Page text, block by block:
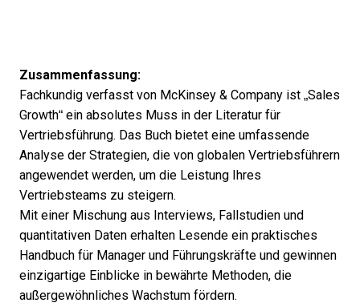
Zusammenfassung:
Fachkundig verfasst von McKinsey & Company ist „Sales
Growth“ ein absolutes Muss in der Literatur für
Vertriebsführung. Das Buch bietet eine umfassende
Analyse der Strategien, die von globalen Vertriebsführern
angewendet werden, um die Leistung Ihres
Vertriebsteams zu steigern.
Mit einer Mischung aus Interviews, Fallstudien und
quantitativen Daten erhalten Lesende ein praktisches
Handbuch für Manager und Führungskräfte und gewinnen
einzigartige Einblicke in bewährte Methoden, die
außergewöhnliches Wachstum fördern.